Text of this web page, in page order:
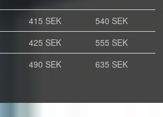
415 SEK
540 SEK
425 SEK
555 SEK
490 SEK 635 SEK